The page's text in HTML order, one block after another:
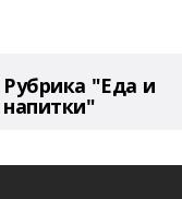
Рубрика "Еда и
напитки"